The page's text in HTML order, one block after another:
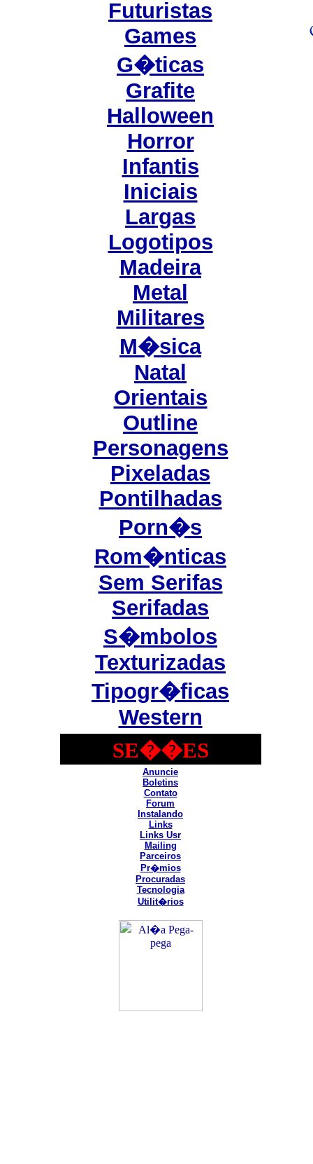
Futuristas
Games
G�ticas
Grafite
Halloween
Horror
Infantis
Iniciais
Largas
Logotipos
Madeira
Metal
Militares
M�sica
Natal
Orientais
Outline
Personagens
Pixeladas
Pontilhadas
Porn�s
Rom�nticas
Sem Serifas
Serifadas
S�mbolos
Texturizadas
Tipogr�ficas
Western
SE��ES
Anuncie
Boletins
Contato
Forum
Instalando
Links
Links Usr
Mailing
Parceiros
Pr�mios
Procuradas
Tecnologia
Utilit�rios